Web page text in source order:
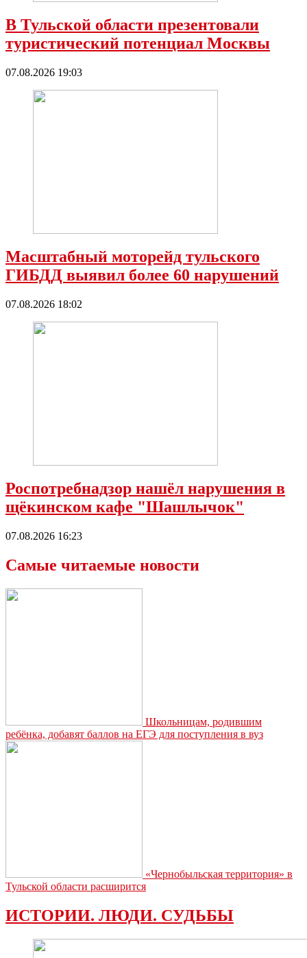
В Тульской области презентовали
туристический потенциал Москвы
07.08.2026 19:03
Масштабный моторейд тульского
ГИБДД выявил более 60 нарушений
07.08.2026 18:02
Роспотребнадзор нашёл нарушения в
щёкинском кафе "Шашлычок"
07.08.2026 16:23
Самые читаемые новости
Школьницам, родившим
ребёнка, добавят баллов на ЕГЭ для поступления в вуз
«Чернобыльская территория» в
Тульской области расширится
ИСТОРИИ. ЛЮДИ. СУДЬБЫ